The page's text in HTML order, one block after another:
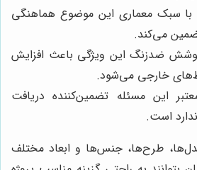
سبک معماری این موضوع هماهنگی
می‌کند.
ضدزنگ این ویژگی باعث افزایش
خارجی می‌شود.
این مسئله تضمین‌کننده دریافت
است.
طرح‌ها، جنس‌ها و ابعاد مختلف